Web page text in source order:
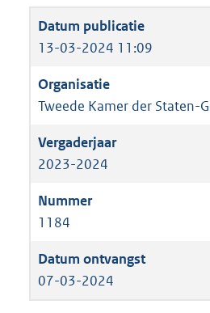
13-03-2024 11:09
Tweede Kamer der Staten-
2023-2024
1184
07-03-2024